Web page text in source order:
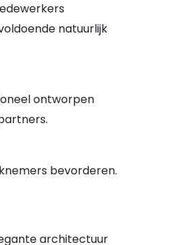
natuurlijk
ontworpen
bevorderen.
architectuur